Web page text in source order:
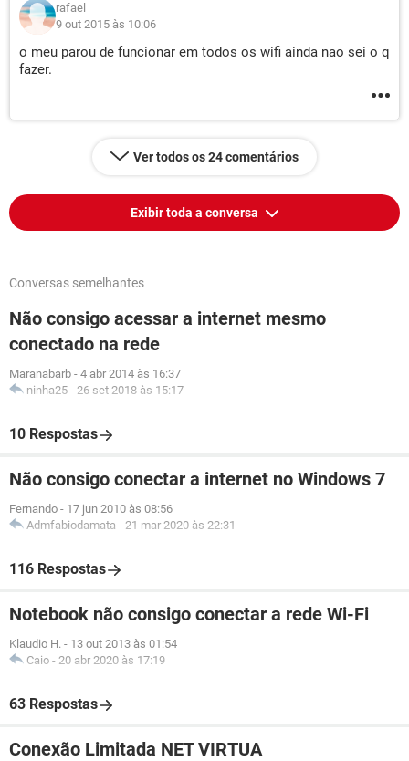
rafael
9 out 2015 às 10:06
o meu parou de funcionar em todos os wifi ainda nao sei o q
fazer.
Ver todos os 24 comentários
Exibir toda a conversa
Conversas semelhantes
Não consigo acessar a internet mesmo
conectado na rede
Maranabarb - 4 abr 2014 às 16:37
ninha25 - 26 set 2018 às 15:17
10 Respostas
Não consigo conectar a internet no Windows 7
Fernando - 17 jun 2010 às 08:56
Admfabiodamata - 21 mar 2020 às 22:31
116 Respostas
Notebook não consigo conectar a rede Wi-Fi
Klaudio H. - 13 out 2013 às 01:54
Caio - 20 abr 2020 às 17:19
63 Respostas
Conexão Limitada NET VIRTUA